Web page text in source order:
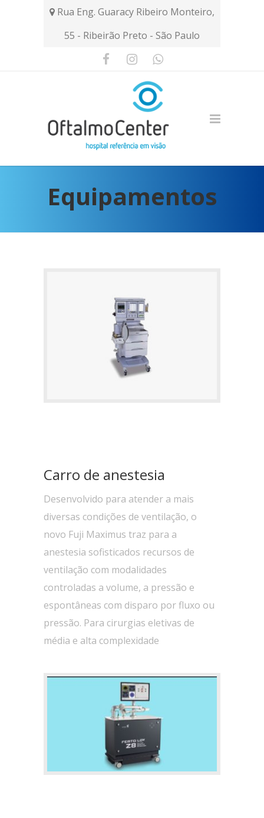
Rua Eng. Guaracy Ribeiro Monteiro,
55 - Ribeirão Preto - São Paulo
Equipamentos
Carro de anestesia
Desenvolvido para atender a mais
diversas condições de ventilação, o
novo Fuji Maximus traz para a
anestesia sofisticados recursos de
ventilação com modalidades
controladas a volume, a pressão e
espontâneas com disparo por fluxo ou
pressão. Para cirurgias eletivas de
média e alta complexidade